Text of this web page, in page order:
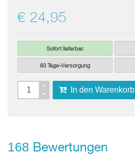
€ 24,95
Sofort lieferbar.
60 Tage-Versorgung
In den Warenkorb
168 Bewertungen